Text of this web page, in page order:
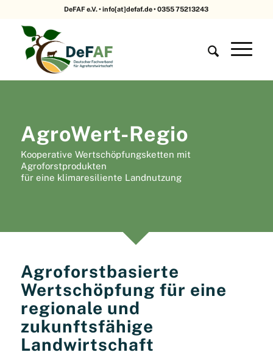
DeFAF e.V. • info[at]defaf.de • 0355 75213243
AgroWert-Regio
Kooperative Wertschöpfungsketten mit
Agroforstprodukten
für eine klimaresiliente Landnutzung
Agroforstbasierte
Wertschöpfung für eine
regionale und
zukunftsfähige
Landwirtschaft